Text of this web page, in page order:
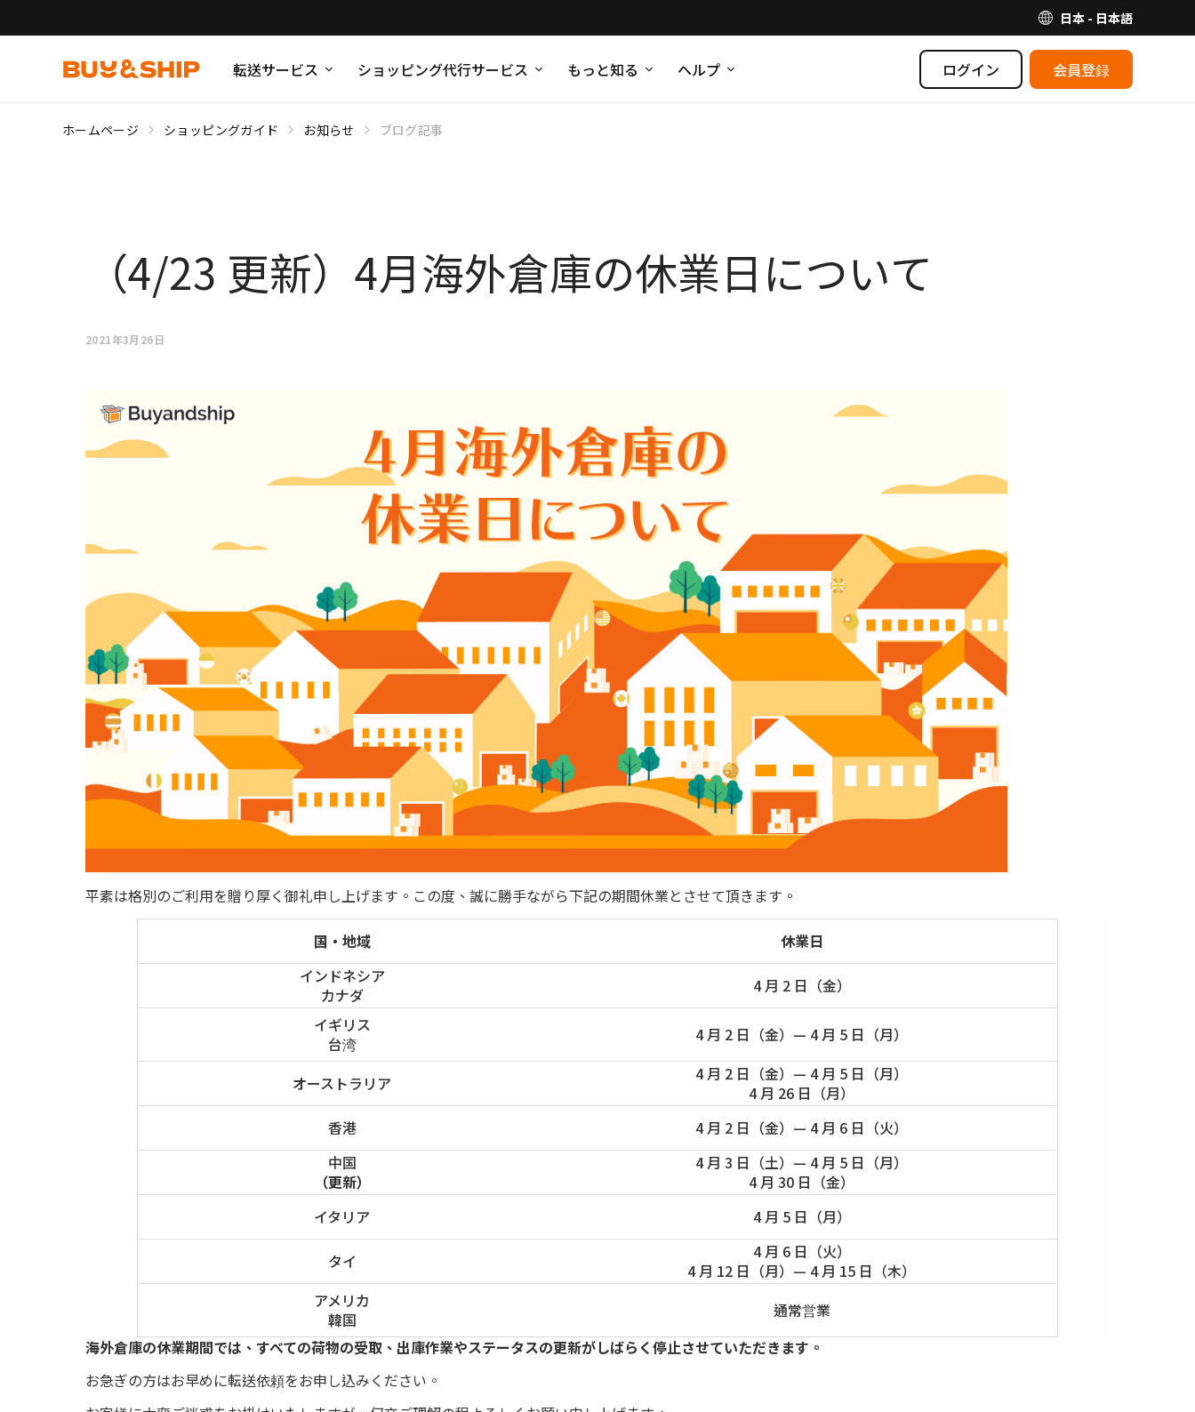
日本 - 日本語
転送サービス ショッピング代行サービス もっと知る ヘルプ ログイン 会員登録
ホームページ ショッピングガイド お知らせ ブログ記事
（4/23 更新）4月海外倉庫の休業日について
2021年3月26日
平素は格別のご利用を贈り厚く御礼申し上げます。この度、誠に勝手ながら下記の期間休業とさせて頂きます。
国・地域
休業日
インドネシア
カナダ
4 月 2 日（金）
イギリス
台湾
4 月 2 日（金）— 4 月 5 日（月）
オーストラリア
4 月 2 日（金）— 4 月 5 日（月）
4 月 26 日（月）
香港
4 月 2 日（金）— 4 月 6 日（火）
中国
（更新）
4 月 3 日（土）— 4 月 5 日（月）
4 月 30 日（金）
イタリア
4 月 5 日（月）
タイ
4 月 6 日（火）
4 月 12 日（月）— 4 月 15 日（木）
アメリカ
韓国
通常営業
海外倉庫の休業期間では、すべての荷物の受取、出庫作業やステータスの更新がしばらく停止させていただきます。
お急ぎの方はお早めに転送依頼をお申し込みください。